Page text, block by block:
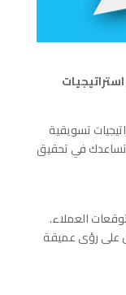
تسويقية
تساعدك في تحقيق
العملاء.
على رؤى عميقة